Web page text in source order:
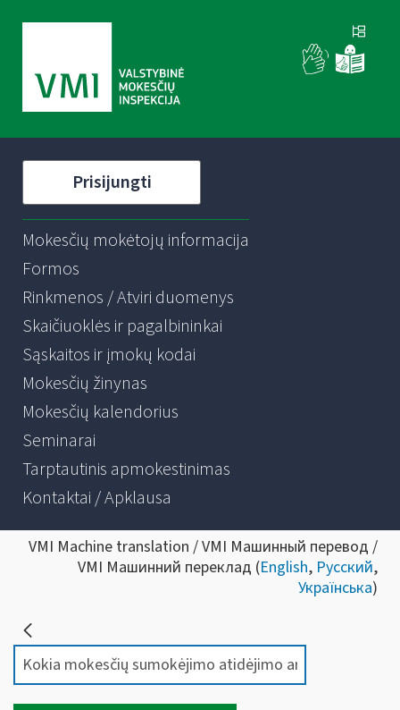
Prisijungti
Mokesčių mokėtojų informacija
Formos
Rinkmenos / Atviri duomenys
Skaičiuoklės ir pagalbininkai
Sąskaitos ir įmokų kodai
Mokesčių žinynas
Mokesčių kalendorius
Seminarai
Tarptautinis apmokestinimas
Kontaktai / Apklausa
VMI Machine translation / VMI Машинный перевод /
VMI Машинний переклад (English, Русский,
Українська)